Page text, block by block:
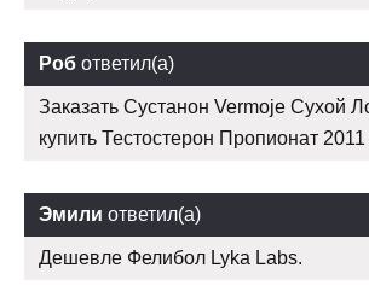
Роб ответил(а)
Заказать Сустанон Vermoje Сухой
купить Тестостерон Пропионат
Эмили ответил(а)
Дешевле Фелибол Lyka Labs.